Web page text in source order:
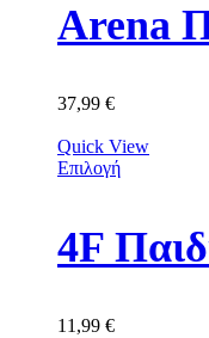
Arena
37,99 €
Quick View
Επιλογή
11,99 €